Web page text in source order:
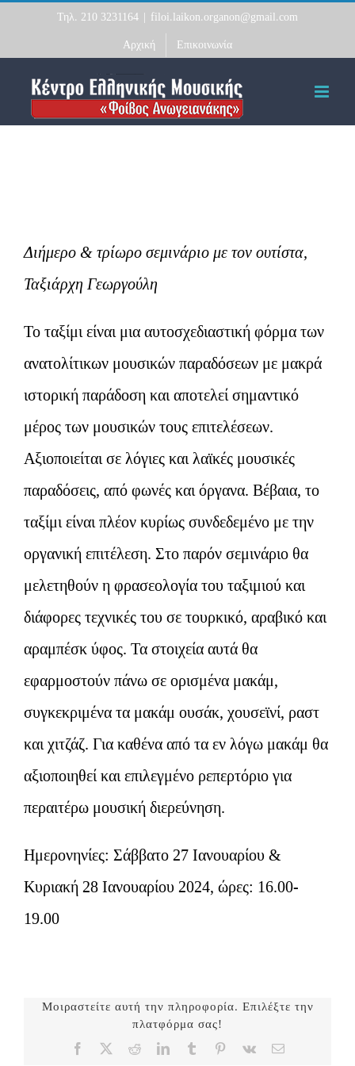
content
Τηλ. 210 3231164 filoi.laikon.organon@gmail.com
Αρχική Επικοινωνία
Διήμερο & τρίωρο σεμινάριο με τον ουτίστα,
Ταξιάρχη Γεωργούλη
Το ταξίμι είναι μια αυτοσχεδιαστική φόρμα των
ανατολίτικων μουσικών παραδόσεων με μακρά
ιστορική παράδοση και αποτελεί σημαντικό
μέρος των μουσικών τους επιτελέσεων.
Αξιοποιείται σε λόγιες και λαϊκές μουσικές
παραδόσεις, από φωνές και όργανα. Βέβαια, το
ταξίμι είναι πλέον κυρίως συνδεδεμένο με την
οργανική επιτέλεση. Στο παρόν σεμινάριο θα
μελετηθούν η φρασεολογία του ταξιμιού και
διάφορες τεχνικές του σε τουρκικό, αραβικό και
αραμπέσκ ύφος. Τα στοιχεία αυτά θα
εφαρμοστούν πάνω σε ορισμένα μακάμ,
συγκεκριμένα τα μακάμ ουσάκ, χουσεϊνί, ραστ
και χιτζάζ. Για καθένα από τα εν λόγω μακάμ θα
αξιοποιηθεί και επιλεγμένο ρεπερτόριο για
περαιτέρω μουσική διερεύνηση.
Ημερονηνίες: Σάββατο 27 Ιανουαρίου &
Κυριακή 28 Ιανουαρίου 2024, ώρες: 16.00-
19.00
Μοιραστείτε αυτή την πληροφορία. Επιλέξτε την
πλατφόρμα σας!
Facebook
RedditLinkedInTumblr Pinterest
Vk Email